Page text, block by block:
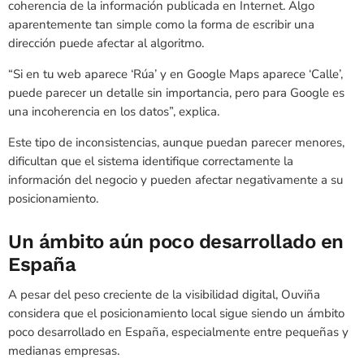
coherencia de la información publicada en Internet. Algo
aparentemente tan simple como la forma de escribir una
dirección puede afectar al algoritmo.
“Si en tu web aparece ‘Rúa’ y en Google Maps aparece ‘Calle’,
puede parecer un detalle sin importancia, pero para Google es
una incoherencia en los datos”, explica.
Este tipo de inconsistencias, aunque puedan parecer menores,
dificultan que el sistema identifique correctamente la
información del negocio y pueden afectar negativamente a su
posicionamiento.
Un ámbito aún poco desarrollado en
España
A pesar del peso creciente de la visibilidad digital, Ouviña
considera que el posicionamiento local sigue siendo un ámbito
poco desarrollado en España, especialmente entre pequeñas y
medianas empresas.